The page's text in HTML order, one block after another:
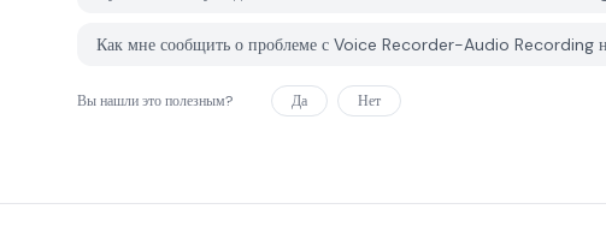
Как мне сообщить о проблеме с Voice Recorder-Audio Recording
Вы нашли это полезным? Да Нет